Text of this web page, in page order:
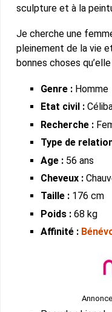
sculpture et à la
Je cherche une
pleinement de la vie
bonnes choses
Genre : Homme
Etat civil :
Recherche :
Type de
Age : 56 ans
Cheveux :
Taille : 176 cm
Poids : 68 kg
Affinité :